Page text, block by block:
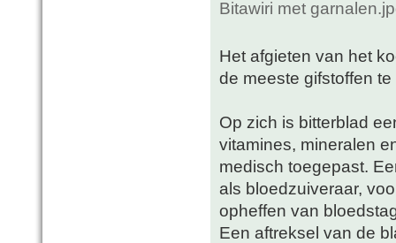
Bitawiri met
Het afgieten van het
de meeste gifstoffen
Op zich is bitterblad
vitamines, mineralen
medisch toegepast.
als bloedzuiveraar,
opheffen van
Een aftreksel van de